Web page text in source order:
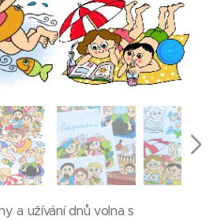
a užívání dnů volna s